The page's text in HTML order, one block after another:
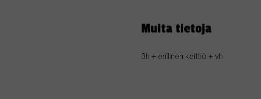
Muita tietoja
3h + erillinen keittiö + vh